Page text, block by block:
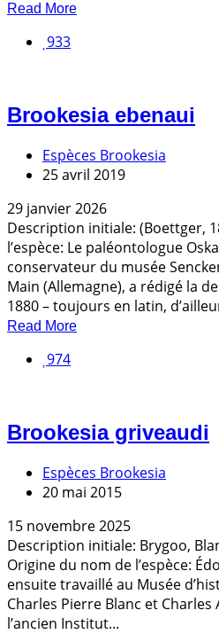
Read More
933
Brookesia ebenaui
Espèces Brookesia
25 avril 2019
29 janvier 2026
Description initiale: (Boettger,
l’espèce: Le paléontologue
conservateur du musée
Main (Allemagne), a rédigé la
1880 – toujours en latin,
Read More
974
Brookesia griveaudi
Espèces Brookesia
20 mai 2015
15 novembre 2025
Description initiale: Brygoo,
Origine du nom de l’espèce:
ensuite travaillé au Musée
Charles Pierre Blanc et
l’ancien Institut...